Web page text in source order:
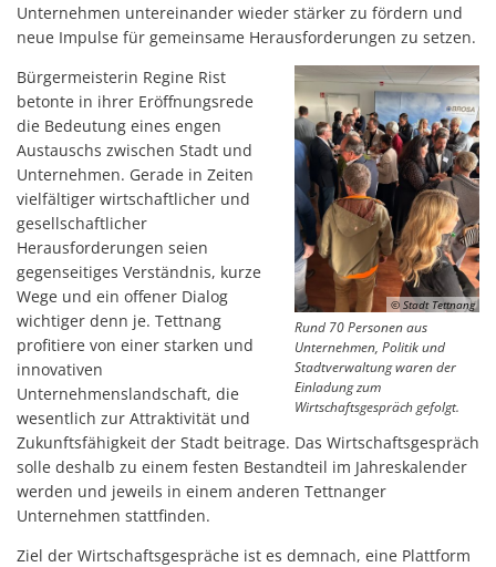
Unternehmen untereinander wieder stärker zu fördern und
neue Impulse für gemeinsame Herausforderungen zu setzen.
© Stadt Tettnang
Rund 70 Personen aus
Unternehmen, Politik und
Stadtverwaltung waren der
Einladung zum
Wirtschaftsgespräch gefolgt.
Bürgermeisterin Regine Rist
betonte in ihrer Eröffnungsrede
die Bedeutung eines engen
Austauschs zwischen Stadt und
Unternehmen. Gerade in Zeiten
vielfältiger wirtschaftlicher und
gesellschaftlicher
Herausforderungen seien
gegenseitiges Verständnis, kurze
Wege und ein offener Dialog
wichtiger denn je. Tettnang
profitiere von einer starken und
innovativen
Unternehmenslandschaft, die
wesentlich zur Attraktivität und
Zukunftsfähigkeit der Stadt beitrage. Das Wirtschaftsgespräch
solle deshalb zu einem festen Bestandteil im Jahreskalender
werden und jeweils in einem anderen Tettnanger
Unternehmen stattfinden.
Ziel der Wirtschaftsgespräche ist es demnach, eine Plattform